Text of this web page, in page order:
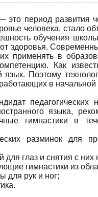
период развития
человека, стало
обучения
здоровья.
применять в
Как
Поэтому
в
языка,
гимнастики в
разминок для
для глаз и снятия с
гимнастики из
для рук и ног;